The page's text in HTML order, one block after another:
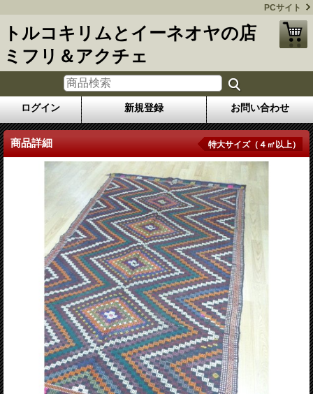
PCサイト
トルコキリムとイーネオヤの店
ミフリ＆アクチェ
ログイン 新規登録 お問い合わせ
商品詳細 特大サイズ（４㎡以上）